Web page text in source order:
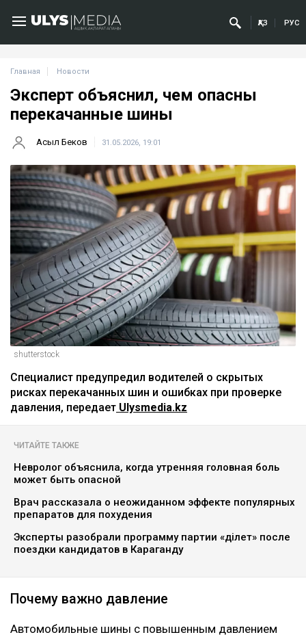
ҚАЗ РУС
Главная Новости
Эксперт объяснил, чем опасны
перекачанные шины
Асыл Беков 31.05.2026, 19:01
shutterstock
Специалист предупредил водителей о скрытых
рисках перекачанных шин и ошибках при проверке
давления, передает Ulysmedia.kz
ЧИТАЙТЕ ТАКЖЕ
Невролог объяснила, когда утренняя головная боль
может быть опасной
Врач рассказала о неожиданном эффекте популярных
препаратов для похудения
Эксперты разобрали программу партии «Әділет» после
поездки кандидатов в Караганду
Почему важно давление
Автомобильные шины с повышенным давлением